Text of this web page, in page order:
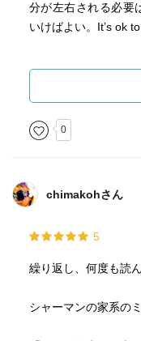
分が左右される必要
いけばよい。It’s ok
0
chimakohさん
5
繰り返し、何度も読
シャーマンの家系の